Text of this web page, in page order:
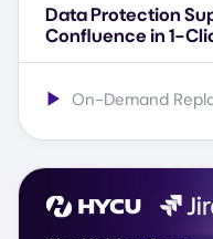
Data Protection
Confluence in 1-
▶ On-Demand